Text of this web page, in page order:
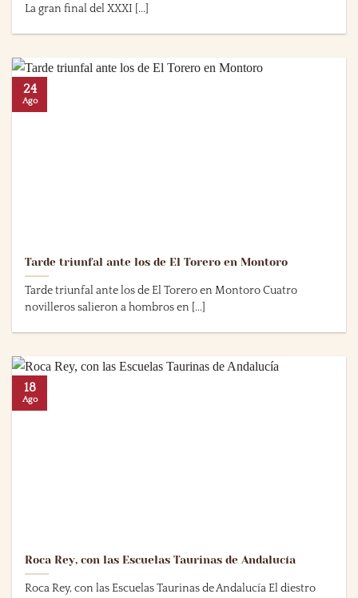
La gran final del XXXI [...]
Tarde triunfal ante los de El Torero en Montoro
Tarde triunfal ante los de El Torero en Montoro Cuatro
novilleros salieron a hombros en [...]
24
Ago
Roca Rey, con las Escuelas Taurinas de Andalucía
Roca Rey, con las Escuelas Taurinas de Andalucía El diestro
18
Ago